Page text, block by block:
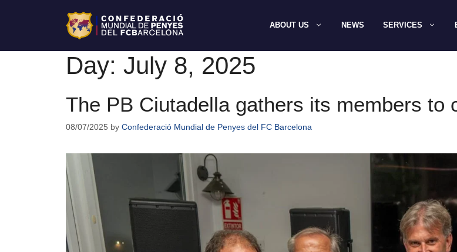
ABOUT US NEWS SERVICES
Day: July 8, 2025
The PB Ciutadella gathers its members to
08/07/2025 by Confederació Mundial de Penyes del FC Barcelona